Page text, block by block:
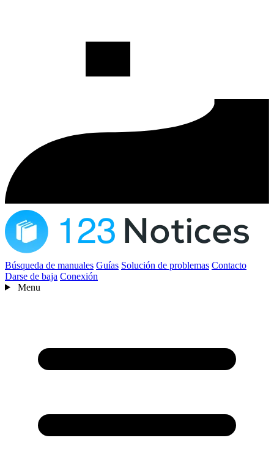
Búsqueda de manuales Guías Solución de problemas Contacto
Darse de baja Conexión
Menu